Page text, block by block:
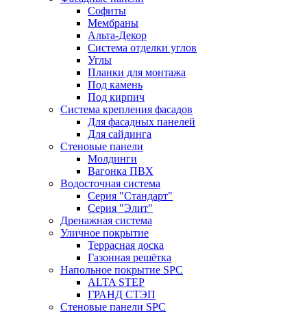
Софиты
Мембраны
Альта-Декор
Система отделки углов
Углы
Планки для монтажа
Под камень
Под кирпич
Система крепления фасадов
Для фасадных панелей
Для сайдинга
Стеновые панели
Молдинги
Вагонка ПВХ
Водосточная система
Серия "Стандарт"
Серия "Элит"
Дренажная система
Уличное покрытие
Террасная доска
Газонная решётка
Напольное покрытие SPC
ALTA STEP
ГРАНД СТЭП
Стеновые панели SPC